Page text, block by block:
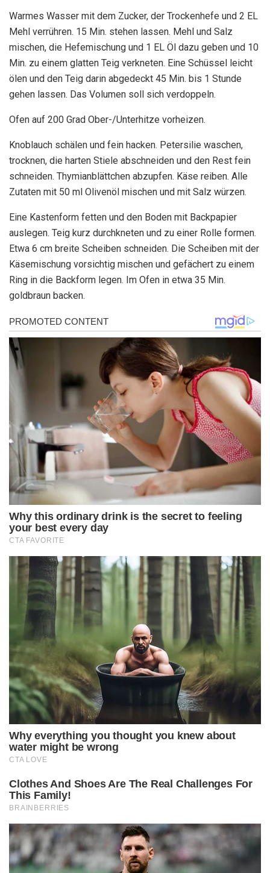
Warmes Wasser mit dem Zucker, der Trockenhefe und 2 EL
Mehl verrühren. 15 Min. stehen lassen. Mehl und Salz
mischen, die Hefemischung und 1 EL Öl dazu geben und 10
Min. zu einem glatten Teig verkneten. Eine Schüssel leicht
ölen und den Teig darin abgedeckt 45 Min. bis 1 Stunde
gehen lassen. Das Volumen soll sich verdoppeln.
Ofen auf 200 Grad Ober-/Unterhitze vorheizen.
Knoblauch schälen und fein hacken. Petersilie waschen,
trocknen, die harten Stiele abschneiden und den Rest fein
schneiden. Thymianblättchen abzupfen. Käse reiben. Alle
Zutaten mit 50 ml Olivenöl mischen und mit Salz würzen.
Eine Kastenform fetten und den Boden mit Backpapier
auslegen. Teig kurz durchkneten und zu einer Rolle formen.
Etwa 6 cm breite Scheiben schneiden. Die Scheiben mit der
Käsemischung vorsichtig mischen und gefächert zu einem
Ring in die Backform legen. Im Ofen in etwa 35 Min.
goldbraun backen.